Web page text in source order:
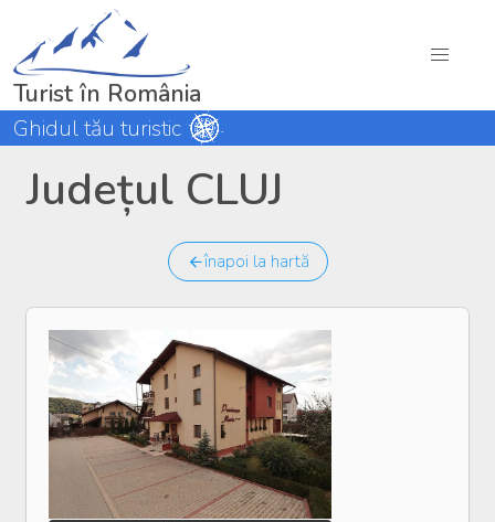
Turist în România
Ghidul tău turistic
Județul CLUJ
înapoi la hartă